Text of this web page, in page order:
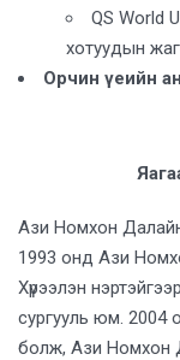
QS World
хотуудын
Орчин үеийн
Ази Номхон
1993 онд Ази
Хүрээлэн
сургууль юм. 2004
болж, Ази Номхон